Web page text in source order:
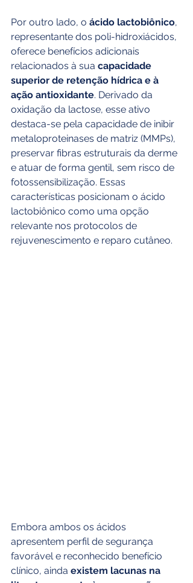
Por outro lado, o ácido lactobiônico,
representante dos poli-hidroxiácidos,
oferece benefícios adicionais
relacionados à sua capacidade
superior de retenção hídrica e à
ação antioxidante. Derivado da
oxidação da lactose, esse ativo
destaca-se pela capacidade de inibir
metaloproteinases de matriz (MMPs),
preservar fibras estruturais da derme
e atuar de forma gentil, sem risco de
fotossensibilização. Essas
características posicionam o ácido
lactobiônico como uma opção
relevante nos protocolos de
rejuvenescimento e reparo cutâneo.
Embora ambos os ácidos
apresentem perfil de segurança
favorável e reconhecido benefício
clínico, ainda existem lacunas na